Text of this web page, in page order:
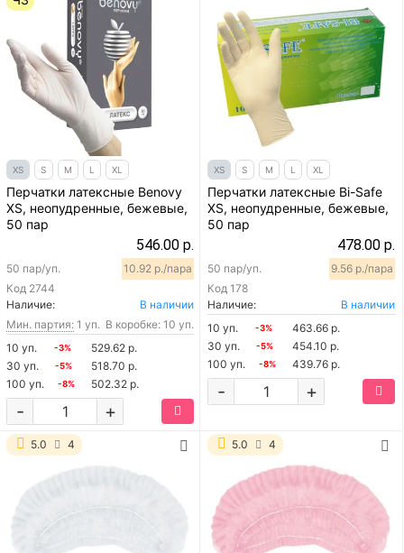
XS S M L XL
Перчатки латексные Benovy
XS, неопудренные, бежевые,
50 пар
546.00 р.
Код 2744
50 пар/уп. 10.92 р./пара
Наличие:
В наличии
Мин. партия: 1 уп. В коробке: 10 уп.
10 уп.
-3%
529.62 р.
30 уп.
-5%
518.70 р.
100 уп.
-8% 502.32 р.
+
-
XS S M L XL
Перчатки латексные Bi-Safe
XS, неопудренные, бежевые,
50 пар
478.00 р.
Код 178
50 пар/уп. 9.56 р./пара
Наличие:
В наличии
10 уп.
-3%
463.66 р.
30 уп.
-5%
454.10 р.
100 уп.
-8% 439.76 р.
+
-
5.0 4 5.0 4